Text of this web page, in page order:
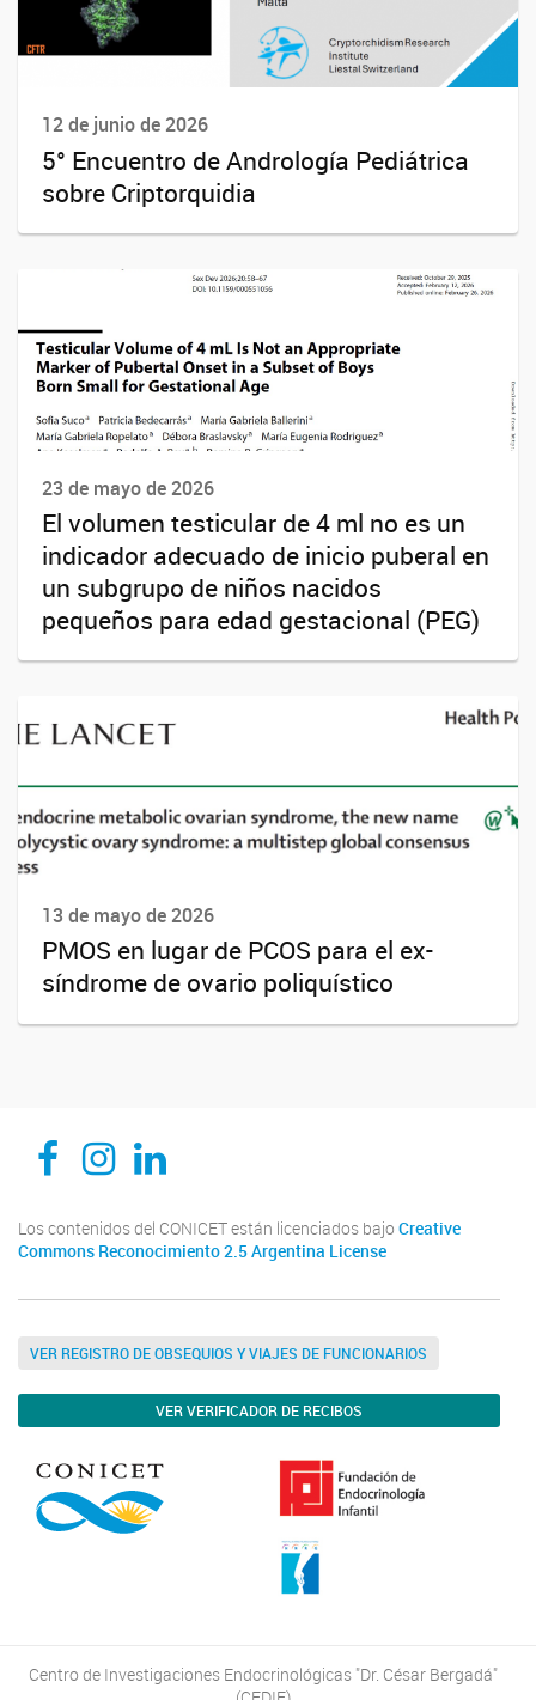
12 de junio de 2026
5° Encuentro de Andrología Pediátrica
sobre Criptorquidia
23 de mayo de 2026
El volumen testicular de 4 ml no es un
indicador adecuado de inicio puberal en
un subgrupo de niños nacidos
pequeños para edad gestacional (PEG)
13 de mayo de 2026
PMOS en lugar de PCOS para el ex-
síndrome de ovario poliquístico
CEDIE, Centro de Investigaciones Endocrinológicas Dr. César Bergadá
CEDIE, Centro de Investigaciones Endocrinológicas Dr. César Bergadá
CEDIE, Centro de Investigaciones Endocrinológicas Dr. César Bergadá
Los contenidos del CONICET están licenciados bajo Creative
Commons Reconocimiento 2.5 Argentina License
VER REGISTRO DE OBSEQUIOS Y VIAJES DE FUNCIONARIOS
VER VERIFICADOR DE RECIBOS
Centro de Investigaciones Endocrinológicas "Dr. César Bergadá"